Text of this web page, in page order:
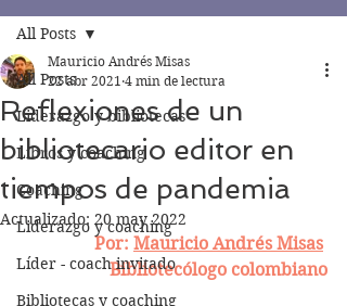
All Posts
Liderazgo y bibliotecas
Libros y coaching
Coaching
Liderazgo y coaching
Líder - coach invitado
Bibliotecas y coaching
All Posts
Reflexiones de un
bibliotecario editor en
tiempos de pandemia
Mauricio Andrés Misas
22 abr 2021 4 min de lectura
Actualizado: 20 may 2022
Por: Mauricio Andrés Misas
Bibliotecólogo colombiano